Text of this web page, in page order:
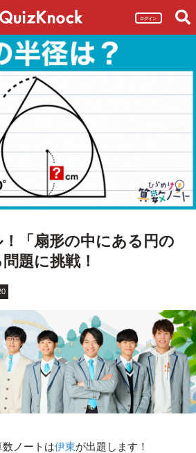
ログイン
「扇形の中にある円の
題に挑戦！
ノートは伊東が出題します！